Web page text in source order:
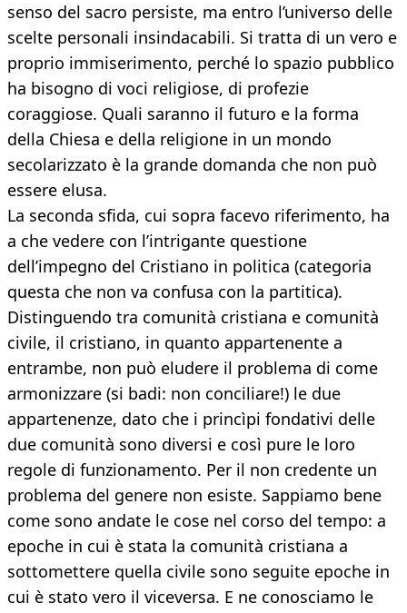
senso del sacro persiste, ma entro l’universo delle
scelte personali insindacabili. Si tratta di un vero e
proprio immiserimento, perché lo spazio pubblico
ha bisogno di voci religiose, di profezie
coraggiose. Quali saranno il futuro e la forma
della Chiesa e della religione in un mondo
secolarizzato è la grande domanda che non può
essere elusa.
La seconda sfida, cui sopra facevo riferimento, ha
a che vedere con l’intrigante questione
dell’impegno del Cristiano in politica (categoria
questa che non va confusa con la partitica).
Distinguendo tra comunità cristiana e comunità
civile, il cristiano, in quanto appartenente a
entrambe, non può eludere il problema di come
armonizzare (si badi: non conciliare!) le due
appartenenze, dato che i princìpi fondativi delle
due comunità sono diversi e così pure le loro
regole di funzionamento. Per il non credente un
problema del genere non esiste. Sappiamo bene
come sono andate le cose nel corso del tempo: a
epoche in cui è stata la comunità cristiana a
sottomettere quella civile sono seguite epoche in
cui è stato vero il viceversa. E ne conosciamo le